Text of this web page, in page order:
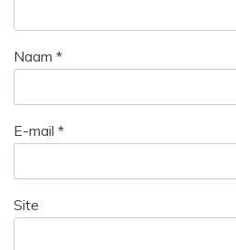
Naam *
E-mail *
Site